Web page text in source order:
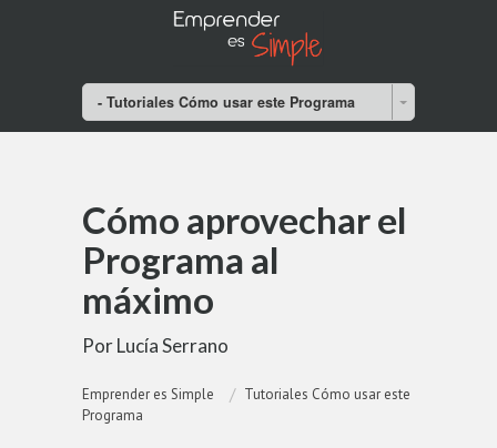
- Tutoriales Cómo usar este Programa
Cómo aprovechar el
Programa al
máximo
Por Lucía Serrano
Emprender es Simple
Tutoriales Cómo usar este
Programa